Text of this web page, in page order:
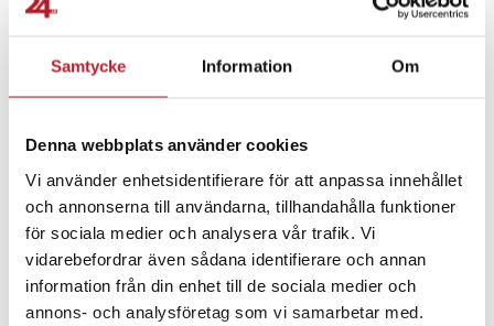
Samtycke Information Om
Denna webbplats använder cookies
Vi använder enhetsidentifierare för att anpassa innehållet
och annonserna till användarna, tillhandahålla funktioner
för sociala medier och analysera vår trafik. Vi
vidarebefordrar även sådana identifierare och annan
information från din enhet till de sociala medier och
annons- och analysföretag som vi samarbetar med.
När du beställer Alpina Matlåda skickas den med en osorterad
får kommer den att addera stil och elegans till din måltidsrutin.
som vill organisera sin måltid och transportera den i stil.
Notera att matlådan inte ska värmas i mikrovågsugnen.
Specifikation:
- Storlek: Ca. 21 x 15 x 4,5 cm (L x B x H)
- Vikt: Ca. 425 g
- Tål uppvärmning i mikro: Nej
Fortsätt att fynda